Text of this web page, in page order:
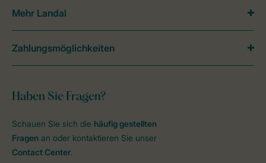
Haben Sie Fragen?
Schauen Sie sich die häufig gestellten
Fragen an oder kontaktieren Sie unser
Contact Center.
Mehr Landal
Zahlungsmöglichkeiten